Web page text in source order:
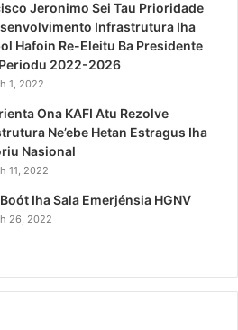
Jeronimo Sei Tau Prioridade
Infrastrutura Iha
Hafoin Re-Eleitu Ba Presidente
Periodu 2022-2026
1, 2022
Ona KAFI Atu Rezolve
Ne’ebe Hetan Estragus Iha
Nasional
11, 2022
Iha Sala Emerjénsia HGNV
26, 2022